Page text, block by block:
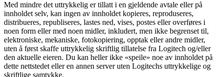
Med mindre det uttrykkelig er tillatt i en gjeldende avtale eller på
innholdet selv, kan ingen av innholdet kopieres, reproduseres,
distribueres, republiseres, lastes ned, vises, postes eller overføres i
noen form eller med noen midler, inkludert, men ikke begrenset til,
elektroniske, mekaniske, fotokopiering, opptak eller andre midler,
uten å først skaffe uttrykkelig skriftlig tillatelse fra Logitech og/eller
den aktuelle eieren. Du kan heller ikke «speile» noe av innholdet på
dette nettstedet eller en annen server uten Logitechs uttrykkelige og
skriftlige samtykke.